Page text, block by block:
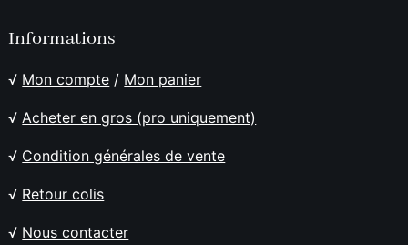
Informations
√ Mon compte / Mon panier
√ Acheter en gros (pro uniquement)
√ Condition générales de vente
√ Retour colis
√ Nous contacter